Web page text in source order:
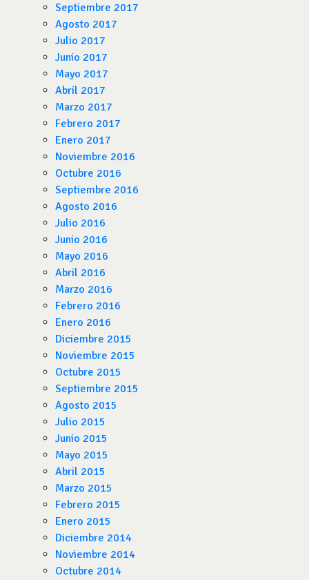
Septiembre 2017
Agosto 2017
Julio 2017
Junio 2017
Mayo 2017
Abril 2017
Marzo 2017
Febrero 2017
Enero 2017
Noviembre 2016
Octubre 2016
Septiembre 2016
Agosto 2016
Julio 2016
Junio 2016
Mayo 2016
Abril 2016
Marzo 2016
Febrero 2016
Enero 2016
Diciembre 2015
Noviembre 2015
Octubre 2015
Septiembre 2015
Agosto 2015
Julio 2015
Junio 2015
Mayo 2015
Abril 2015
Marzo 2015
Febrero 2015
Enero 2015
Diciembre 2014
Noviembre 2014
Octubre 2014